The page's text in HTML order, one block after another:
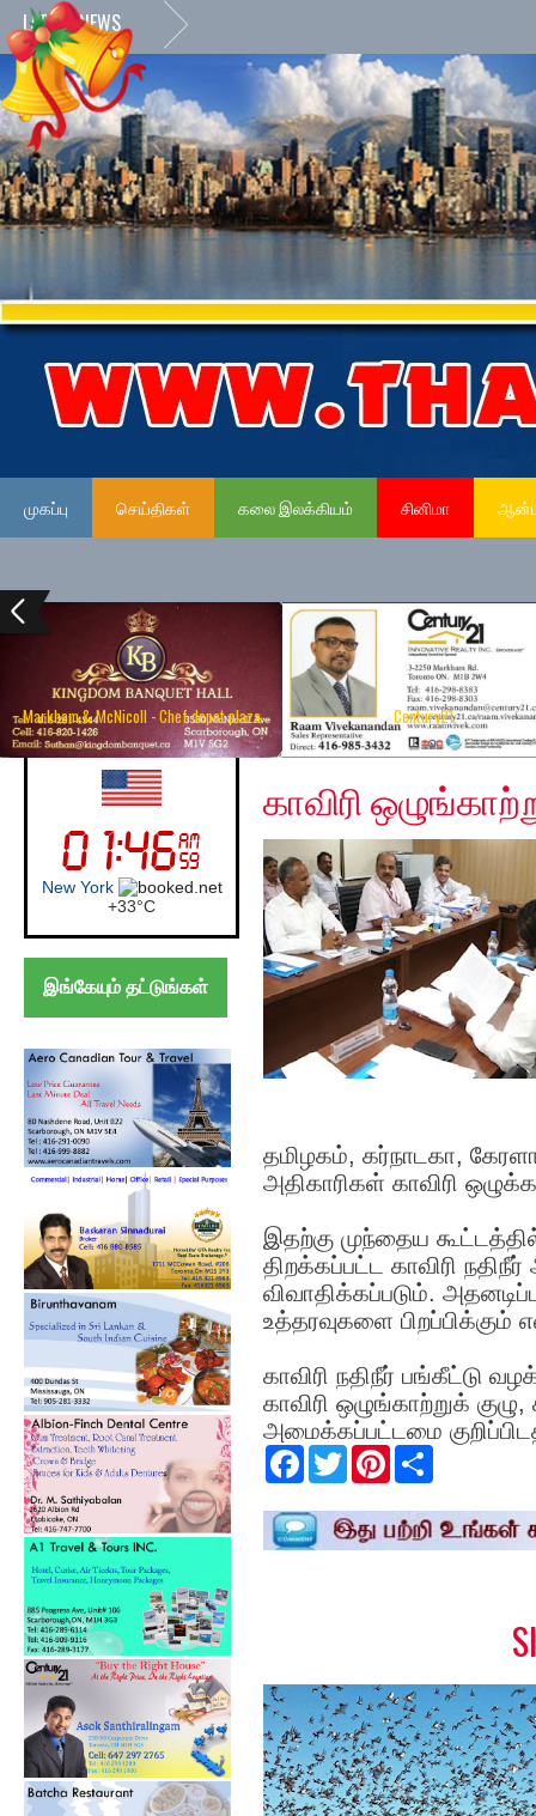
LATEST NEWS
முகப்பு செய்திகள் கலை இலக்கியம் சினிமா
Markham & McNicoll - Chef depot plaza Century21
UK (London)
London
+26°C
இங்கேயும் தட்டுங்கள்
Wednesday,
காவிரி
தமிழகம், கர்நாடகா,
அதிகாரிகள் காவிரி
இதற்கு முந்தைய
திறக்கப்பட்ட காவிரி
விவாதிக்கப்படும்.
உத்தரவுகளை பிறப்பிக்கும்
காவிரி நதிநீர் பங்கீட்டு
காவிரி ஒழுங்காற்றுக்
அமைக்கப்பட்டமை
F
e
b
o
T
w
t
t
e
P
t
e
r
r
e